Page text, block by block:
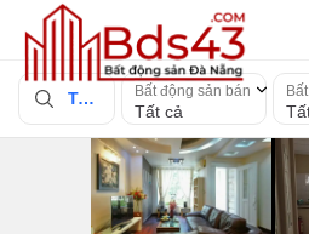
qua
dung
Toàn quốc Bất động sản bán
Tất cả